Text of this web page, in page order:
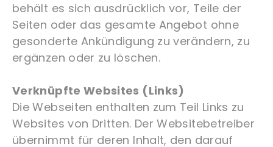
behält es sich ausdrücklich vor, Teile der
Seiten oder das gesamte Angebot ohne
gesonderte Ankündigung zu verändern, zu
ergänzen oder zu löschen.
Verknüpfte Websites (Links)
Die Webseiten enthalten zum Teil Links zu
Websites von Dritten. Der Websitebetreiber
übernimmt für deren Inhalt, den darauf